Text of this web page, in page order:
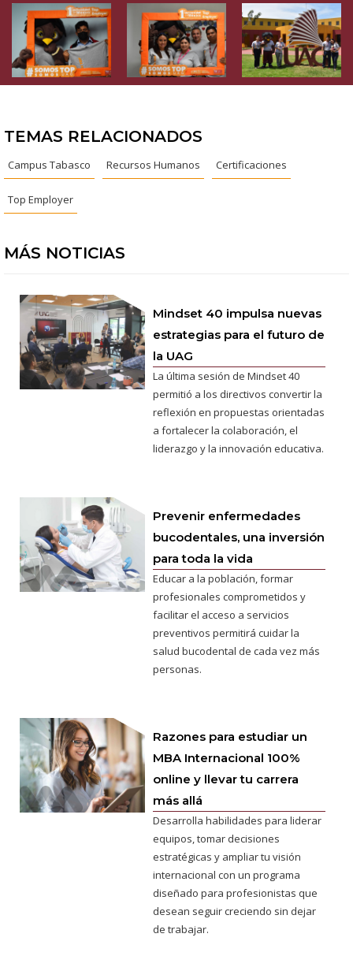
TEMAS RELACIONADOS
Campus Tabasco Recursos Humanos Certificaciones
Top Employer
MÁS NOTICIAS
Mindset 40 impulsa nuevas
estrategias para el futuro de
la UAG
La última sesión de Mindset 40
permitió a los directivos convertir la
reflexión en propuestas orientadas
a fortalecer la colaboración, el
liderazgo y la innovación educativa.
Prevenir enfermedades
bucodentales, una inversión
para toda la vida
Educar a la población, formar
profesionales comprometidos y
facilitar el acceso a servicios
preventivos permitirá cuidar la
salud bucodental de cada vez más
personas.
Razones para estudiar un
MBA Internacional 100%
online y llevar tu carrera
más allá
Desarrolla habilidades para liderar
equipos, tomar decisiones
estratégicas y ampliar tu visión
internacional con un programa
diseñado para profesionistas que
desean seguir creciendo sin dejar
de trabajar.